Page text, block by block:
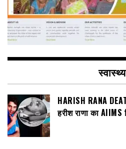
स्वास्थ्य
HARISH RANA
हरीश राणा का AIIMS